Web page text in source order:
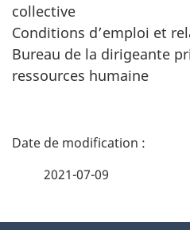
collective
Conditions d’emploi et
Bureau de la dirigeante
ressources humaine
D
2021-07-09